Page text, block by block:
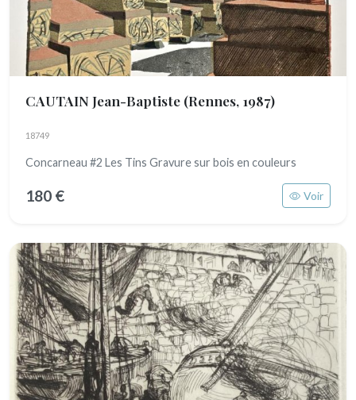
CAUTAIN Jean-Baptiste (Rennes, 1987)
18749
Concarneau #2 Les Tins Gravure sur bois en couleurs
180 € Voir